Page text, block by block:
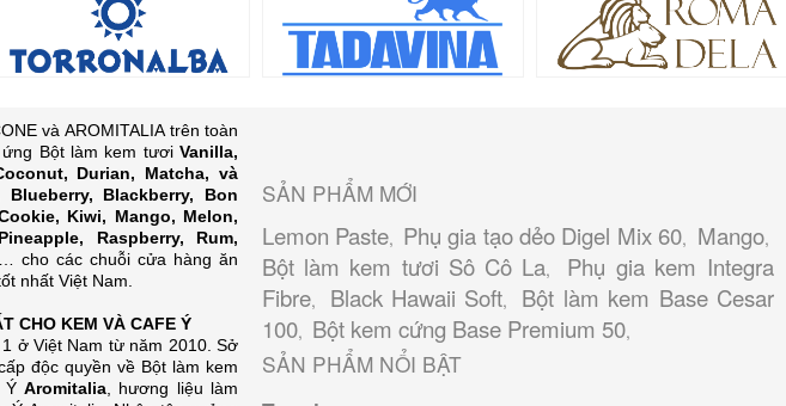
và AROMITALIA trên toàn
Bột làm kem tươi Vanilla,
Durian, Matcha, và
Blackberry, Bon
Kiwi, Mango, Melon,
Raspberry, Rum,
… cho các chuỗi cửa hàng ăn
nhất Việt Nam.
CHO KEM VÀ CAFE Ý
ở Việt Nam từ năm 2010. Sở
độc quyền về Bột làm kem
Ý Aromitalia , hương liệu làm
SẢN PHẨM MỚI
Lemon Paste, Phụ gia tạo dẻo Digel Mix 60, Mango,
Bột làm kem tươi Sô Cô La, Phụ gia kem Integra
Fibre, Black Hawaii Soft, Bột làm kem Base Cesar
100, Bột kem cứng Base Premium 50,
SẢN PHẨM NỔI BẬT